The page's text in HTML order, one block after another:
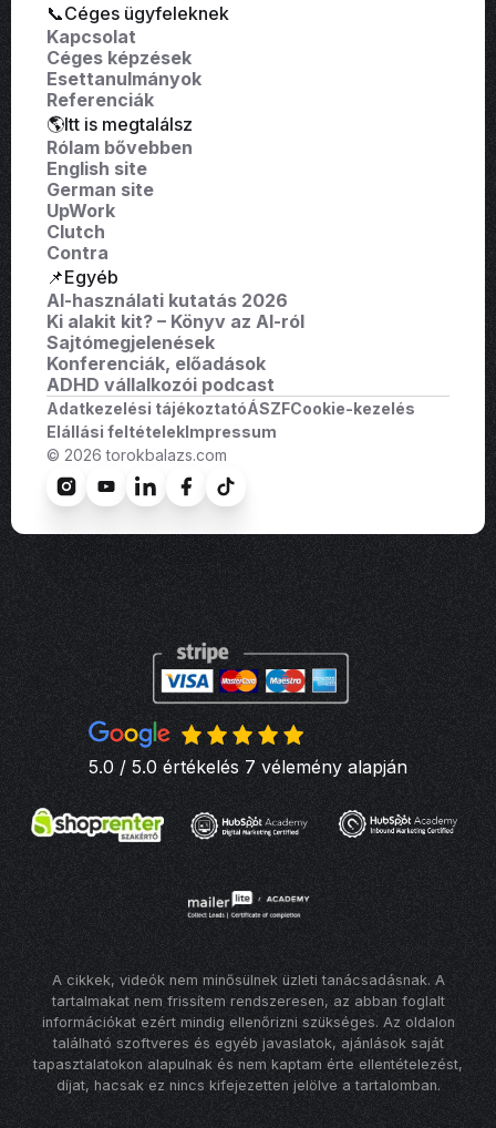
📞Céges ügyfeleknek
Kapcsolat
Céges képzések
Esettanulmányok
Referenciák
🌎Itt is megtalálsz
Rólam bővebben
English site
German site
UpWork
Clutch
Contra
📌Egyéb
AI-használati kutatás 2026
Ki alakit kit? – Könyv az AI-ról
Sajtómegjelenések
Konferenciák, előadások
ADHD vállalkozói podcast
Adatkezelési tájékoztatóÁSZFCookie-kezelés
Elállási feltételekImpressum
© 2026 torokbalazs.com
5.0 / 5.0 értékelés 7 vélemény alapján
A cikkek, videók nem minősülnek üzleti tanácsadásnak. A
tartalmakat nem frissítem rendszeresen, az abban foglalt
információkat ezért mindig ellenőrizni szükséges. Az oldalon
található szoftveres és egyéb javaslatok, ajánlások saját
tapasztalatokon alapulnak és nem kaptam érte ellentételezést,
díjat, hacsak ez nincs kifejezetten jelölve a tartalomban.